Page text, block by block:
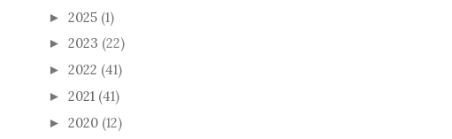
► 2025 (1)
► 2023 (22)
► 2022 (41)
► 2021 (41)
► 2020 (12)